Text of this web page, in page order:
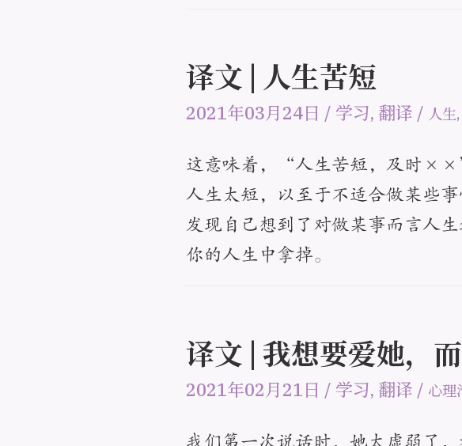
译文 | 人生苦短
2021年03月24日 / 学习, 翻译 / 人生,
这意味着，“人生苦短，及时
人生太短，以至于不适合做某些
发现自己想到了对做某事而言人
你的人生中拿掉。
译文 | 我想要爱她，
2021年02月21日 / 学习, 翻译 / 心理
我们第一次说话时，她太虚弱了